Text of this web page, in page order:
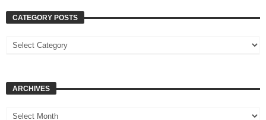
CATEGORY POSTS
ARCHIVES